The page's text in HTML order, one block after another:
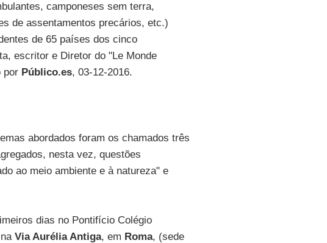
camponeses sem terra,
de assentamentos precários, etc.)
de 65 países dos cinco
escritor e Diretor do "Le Monde
por Público.es, 03-12-2016.
abordados foram os chamados três
nesta vez, questões
ao meio ambiente e à natureza" e
dias no Pontifício Colégio
Via Aurélia Antiga, em Roma, (sede